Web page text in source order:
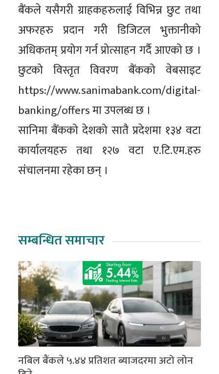
बैंकले यसैगरी ग्राहकहरुलाई विभिन्न छुट तथा
अफरहरु प्रदान गरी डिजिटल भुक्तानीको
अधिकतम् प्रयोग गर्न प्रोत्साहन गर्दै आएको छ ।
छुटको विस्तृत विवरण बैंकको वेबसाइट
https://www.sanimabank.com/digital-
banking/offers मा उपलब्ध छ ।
सानिमा बैंकको देशको सातै प्रदेशमा १३४ वटा
कार्यालयहरु तथा १२७ वटा ए.टि.एम.हरु
संचालनमा रहेका छन् ।
सम्बन्धित समाचार
नबिल बैंकले ५.४४ प्रतिशत ब्याजदरमा अटो लोन